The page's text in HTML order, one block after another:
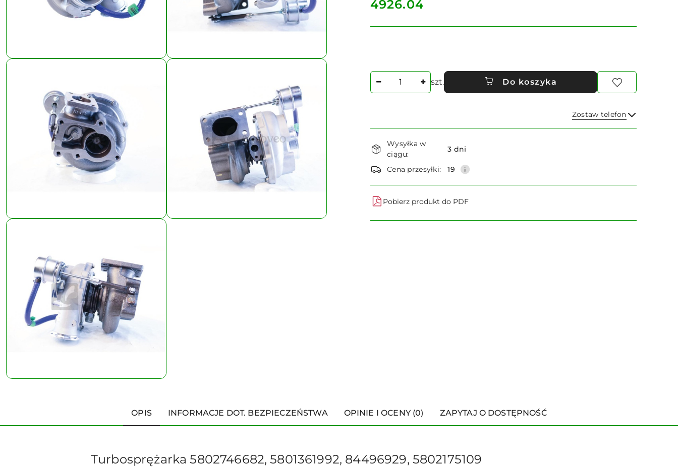
cena:
4926.04
Ilość
szt. Do koszyka
Zostaw telefon
Wyślij
Dostępność
i
dostawa
Wysyłka w
ciągu:
3 dni
Cena przesyłki: 19
Pobierz produkt do PDF
OPIS INFORMACJE DOT. BEZPIECZEŃSTWA OPINIE I OCENY (0) ZAPYTAJ O DOSTĘPNOŚĆ
Turbosprężarka 5802746682, 5801361992, 84496929, 5802175109